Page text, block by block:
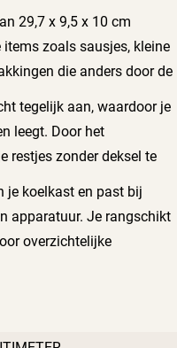
29,7 x 9,5 x 10 cm
zoals sausjes, kleine
die anders door de
tegelijk aan, waardoor je
leegt. Door het
restjes zonder deksel te
je koelkast en past bij
apparatuur. Je rangschikt
overzichtelijke
als je rust en
zonder grote